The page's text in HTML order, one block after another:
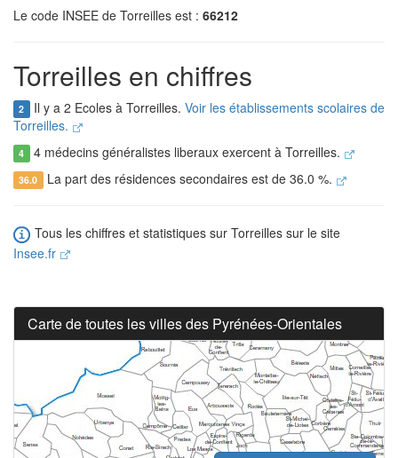
Le code INSEE de Torreilles est : 66212
Torreilles en chiffres
2 Il y a 2 Ecoles à Torreilles. Voir les établissements scolaires de
Torreilles.
4 4 médecins généralistes liberaux exercent à Torreilles.
36.0 La part des résidences secondaires est de 36.0 %.
Tous les chiffres et statistiques sur Torreilles sur le site
Insee.fr
Carte de toutes les villes des Pyrénées-Orientales